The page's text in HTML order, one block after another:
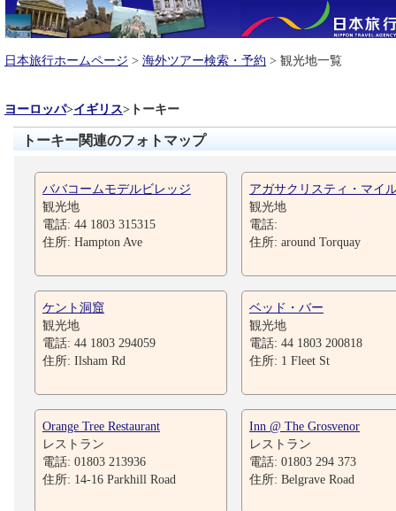
日本旅行ホームページ > 海外ツアー検索・予約 > 観光地一覧
ヨーロッパ>イギリス> トーキー
トーキー関連のフォトマップ
ババコームモデルビレッジ
観光地
電話: 44 1803 315315
住所: Hampton Ave
アガサクリスティ・マイ
観光地
電話:
住所: around Torquay
ケント洞窟
観光地
電話: 44 1803 294059
住所: Ilsham Rd
ベッド・バー
観光地
電話: 44 1803 200818
住所: 1 Fleet St
Orange Tree Restaurant
レストラン
電話: 01803 213936
住所: 14-16 Parkhill Road
Inn @ The Grosvenor
レストラン
電話: 01803 294 373
住所: Belgrave Road